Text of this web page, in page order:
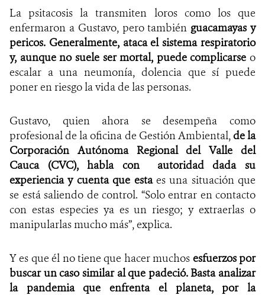
La psitacosis la transmiten loros como los que
enfermaron a Gustavo, pero también guacamayas y
pericos. Generalmente, ataca el sistema respiratorio
y, aunque no suele ser mortal, puede complicarse o
escalar a una neumonía, dolencia que sí puede
poner en riesgo la vida de las personas.
Gustavo, quien ahora se desempeña como
profesional de la oficina de Gestión Ambiental,de la
Corporación Autónoma Regional del Valle del
Cauca (CVC), habla con
autoridad dada su
experiencia y cuenta que estaes una situación que
se está saliendo de control. “Solo entrar en contacto
con estas especies ya es un riesgo; y extraerlas o
manipularlas mucho más”, explica.
Y es que él no tiene que hacer muchos esfuerzos por
buscar un caso similar al que padeció. Basta analizar
la pandemia que enfrenta el planeta, por la